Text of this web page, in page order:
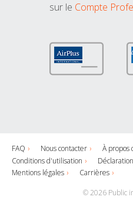
sur le Compte
FAQ Nous contacter À propos
Conditions d'utilisation
Mentions légales
Carrières
© 2026 Public